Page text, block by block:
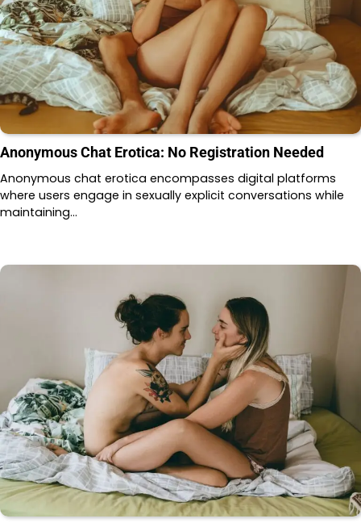
Anonymous Chat Erotica: No Registration Needed
Anonymous chat erotica encompasses digital platforms
where users engage in sexually explicit conversations while
maintaining…